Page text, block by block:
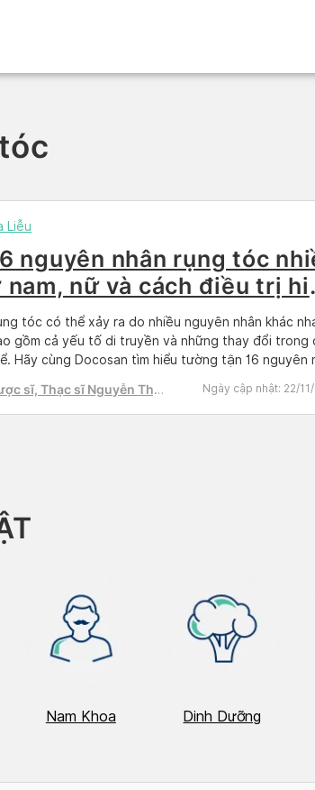
Liễu
nguyên nhân rụng tóc
nam, nữ và cách điều trị
tóc có thể xảy ra do nhiều nguyên nhân khác
gồm cả yếu tố di truyền và những thay đổi trong
Hãy cùng Docosan tìm hiểu tường tận 16 nguyên
thiệu về rụng tóc Rụng […]
sĩ, Thạc sĩ Nguyễn Thị
Ngày cập nhật: 22/
Nam Khoa Dinh Dưỡng